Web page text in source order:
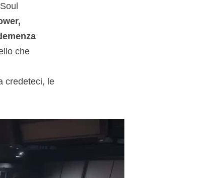
che
credeteci, le